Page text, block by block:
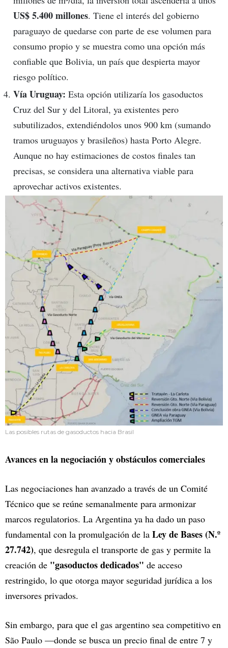
US$ 5.400 millones. Tiene el interés del gobierno
paraguayo de quedarse con parte de ese volumen para
consumo propio y se muestra como una opción más
confiable que Bolivia, un país que despierta mayor
riesgo político.
Vía Uruguay: Esta opción utilizaría los gasoductos
Cruz del Sur y del Litoral, ya existentes pero
subutilizados, extendiéndolos unos 900 km (sumando
tramos uruguayos y brasileños) hasta Porto Alegre.
Aunque no hay estimaciones de costos finales tan
precisas, se considera una alternativa viable para
aprovechar activos existentes.
Las posibles rutas de gasoductos hacia Brasil
Avances en la negociación y obstáculos comerciales
Las negociaciones han avanzado a través de un Comité
Técnico que se reúne semanalmente para armonizar
marcos regulatorios. La Argentina ya ha dado un paso
fundamental con la promulgación de la Ley de Bases (N.º
27.742), que desregula el transporte de gas y permite la
creación de "gasoductos dedicados" de acceso
restringido, lo que otorga mayor seguridad jurídica a los
inversores privados.
Sin embargo, para que el gas argentino sea competitivo en
São Paulo —donde se busca un precio final de entre 7 y